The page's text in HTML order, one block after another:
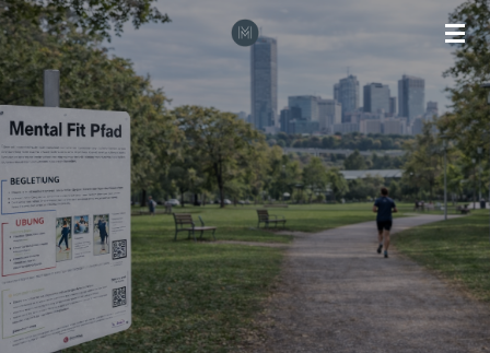
Zum
Hauptinhalt
springen